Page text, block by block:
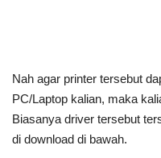
Nah agar printer tersebut
PC/Laptop kalian, maka
Biasanya driver tersebut
di download di bawah.